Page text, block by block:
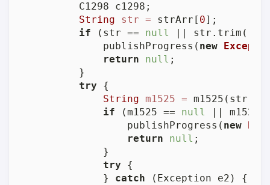
        C1298 c1298;
String
str = strArr[ 0];
if (str == null
||
            publishProgress(
new
return
null ;
        }
try {
String m1525 = m1525(str);
if (m1525 == null
||
                publishProgress(
new
return
null ;
            }
try {
            }
catch (Exception e2) {